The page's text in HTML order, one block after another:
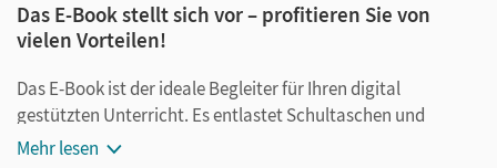
Das E-Book stellt sich vor – profitieren Sie von
vielen Vorteilen!
Das E-Book ist der ideale Begleiter für Ihren digital
gestützten Unterricht. Es entlastet Schultaschen und
Rucksäcke und ist jederzeit unkompliziert verfügbar.
Mehr lesen